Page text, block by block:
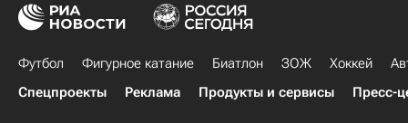
Футбол Фигурное катание Биатлон ЗОЖ Хоккей
Спецпроекты
Реклама Продукты и сервисы Пресс-